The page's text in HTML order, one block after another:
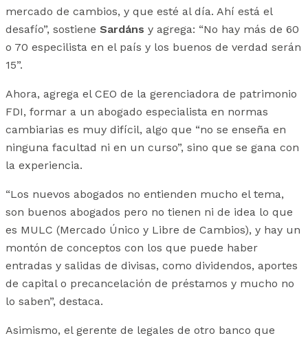
mercado de cambios, y que esté al día. Ahí está el
desafío”, sostiene Sardáns y agrega: “No hay más de 60
o 70 especilista en el país y los buenos de verdad serán
15”.
Ahora, agrega el CEO de la gerenciadora de patrimonio
FDI, formar a un abogado especialista en normas
cambiarias es muy difícil, algo que “no se enseña en
ninguna facultad ni en un curso”, sino que se gana con
la experiencia.
“Los nuevos abogados no entienden mucho el tema,
son buenos abogados pero no tienen ni de idea lo que
es MULC (Mercado Único y Libre de Cambios), y hay un
montón de conceptos con los que puede haber
entradas y salidas de divisas, como dividendos, aportes
de capital o precancelación de préstamos y mucho no
lo saben”, destaca.
Asimismo, el gerente de legales de otro banco que